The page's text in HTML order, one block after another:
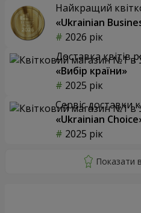
Найкращий
«Ukrainian
2026 рік
Доставка квітів
«Вибір країни»
2025 рік
Сервіс доставки
«Ukrainian
2025 рік